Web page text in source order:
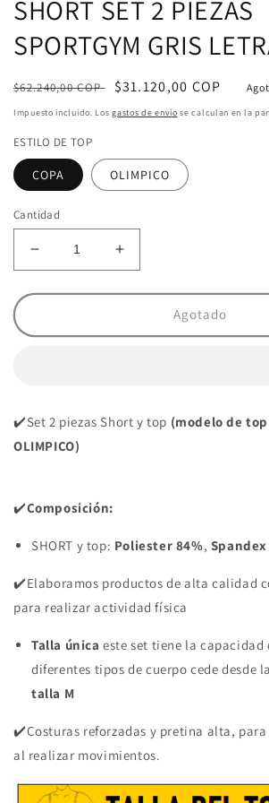
SHORT SET 2 PIEZAS
SPORTGYM GRIS
Precio
habitual
$62.240,00 COP
Precio
de
$31.120,00 COP
Impuesto incluido. Losgastos de envío se calculan en la
ESTILO DE TOP
COPA OLIMPICO
Cantidad
Reducir
cantidad
para
SET
LETRAS
Aumentar
cantidad
para
SHORT
SET
LETRAS
Agotado
✔️Set 2 piezas Short y top (modelo de top
OLIMPICO)
✔️Composición:
SHORT y top: Poliester 84%, Spandex
✔️Elaboramos productos de alta calidad
para realizar actividad física
Talla única este set tiene la capacidad
diferentes tipos de cuerpo cede desde
talla M
✔️Costuras reforzadas y pretina alta,
al realizar movimientos.